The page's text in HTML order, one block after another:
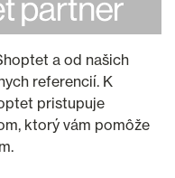
a od našich
referencií. K
pristupuje
ktorý vám pomôže